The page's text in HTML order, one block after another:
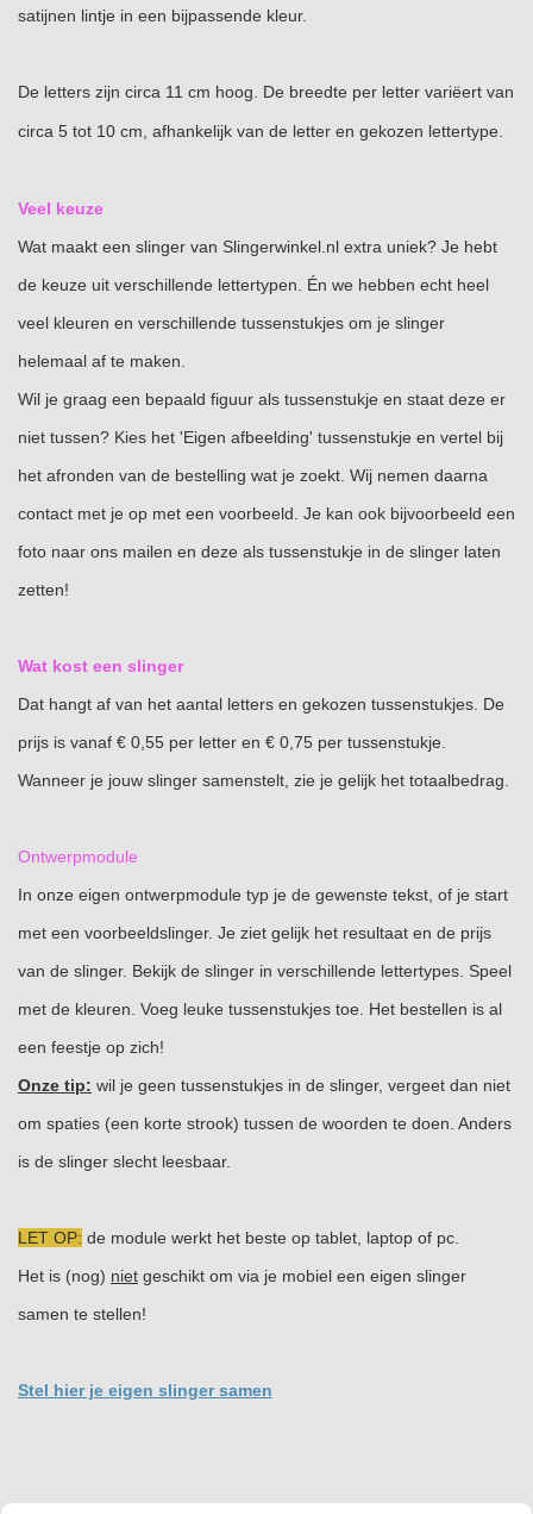
satijnen lintje in een bijpassende kleur.
De letters zijn circa 11 cm hoog. De breedte per letter variëert van
circa 5 tot 10 cm, afhankelijk van de letter en gekozen lettertype.
Veel keuze
Wat maakt een slinger van Slingerwinkel.nl extra uniek? Je hebt
de keuze uit verschillende lettertypen. Én we hebben echt heel
veel kleuren en verschillende tussenstukjes om je slinger
helemaal af te maken.
Wil je graag een bepaald figuur als tussenstukje en staat deze er
niet tussen? Kies het 'Eigen afbeelding' tussenstukje en vertel bij
het afronden van de bestelling wat je zoekt. Wij nemen daarna
contact met je op met een voorbeeld. Je kan ook bijvoorbeeld een
foto naar ons mailen en deze als tussenstukje in de slinger laten
zetten!
Wat kost een slinger
Dat hangt af van het aantal letters en gekozen tussenstukjes. De
prijs is vanaf € 0,55 per letter en € 0,75 per tussenstukje.
Wanneer je jouw slinger samenstelt, zie je gelijk het totaalbedrag.
Ontwerpmodule
In onze eigen ontwerpmodule typ je de gewenste tekst, of je start
met een voorbeeldslinger. Je ziet gelijk het resultaat en de prijs
van de slinger. Bekijk de slinger in verschillende lettertypes. Speel
met de kleuren. Voeg leuke tussenstukjes toe. Het bestellen is al
een feestje op zich!
Onze tip: wil je geen tussenstukjes in de slinger, vergeet dan niet
om spaties (een korte strook) tussen de woorden te doen. Anders
is de slinger slecht leesbaar.
LET OP: de module werkt het beste op tablet, laptop of pc.
Het is (nog) niet geschikt om via je mobiel een eigen slinger
samen te stellen!
Stel hier je eigen slinger samen